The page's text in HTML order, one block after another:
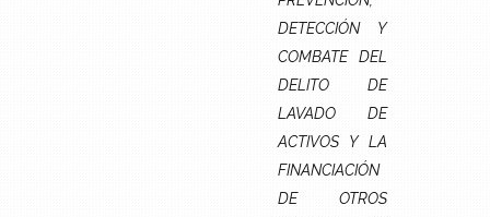
DETECCIÓN Y
COMBATE DEL
DELITO DE
LAVADO DE
ACTIVOS Y LA
FINANCIACIÓN
DE OTROS